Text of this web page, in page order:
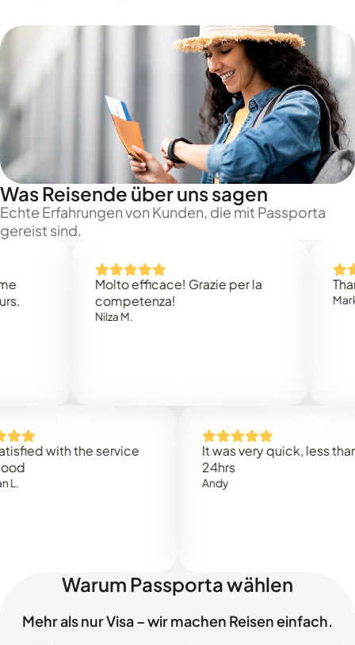
Was Reisende über uns sagen
Echte Erfahrungen von Kunden, die mit Passporta
gereist sind.
Molto efficace! Grazie per la
competenza!
Nilza M.
Thank
Mark N.
with the service
It was very quick, less than
Warum Passporta wählen
Mehr als nur Visa – wir machen Reisen einfach.